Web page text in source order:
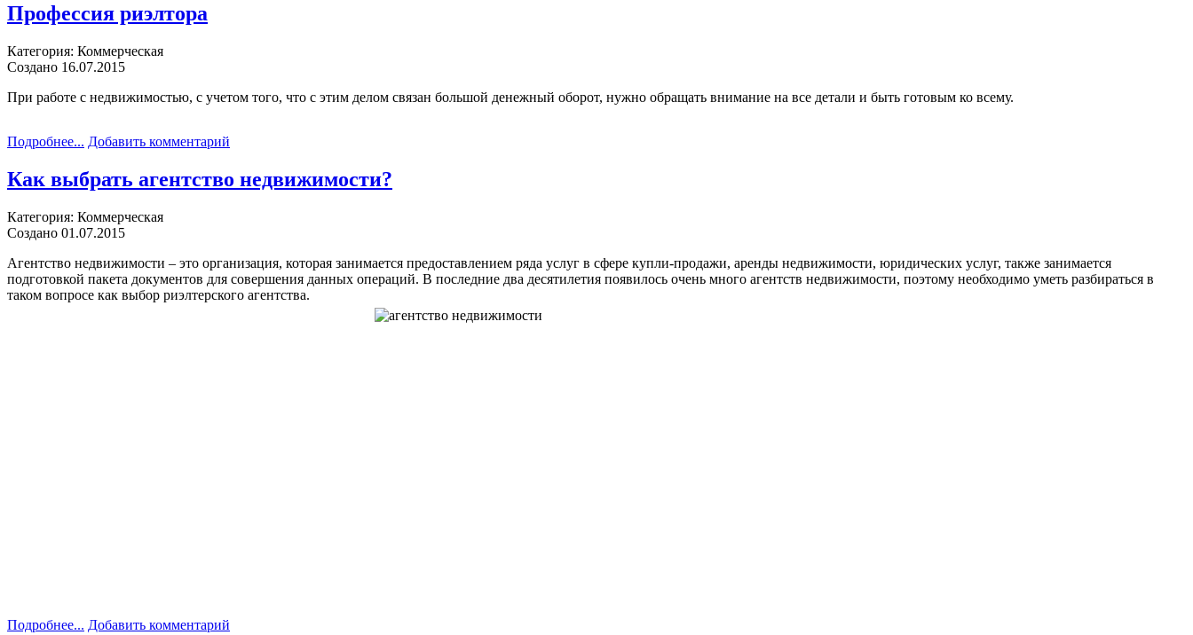
Профессия риэлтора
Категория: Коммерческая
Создано 16.07.2015
При работе с недвижимостью, с учетом того, что с этим делом связан большой денежный оборот, нужно обращать внимание на все детали и быть готовым ко всему.
Подробнее... Добавить комментарий
Как выбрать агентство недвижимости?
Категория: Коммерческая
Создано 01.07.2015
Агентство недвижимости – это организация, которая занимается предоставлением ряда услуг в сфере купли-продажи, аренды недвижимости, юридических услуг, также занимается
подготовкой пакета документов для совершения данных операций. В последние два десятилетия появилось очень много агентств недвижимости, поэтому необходимо уметь разбираться в
таком вопросе как выбор риэлтерского агентства.
Подробнее... Добавить комментарий